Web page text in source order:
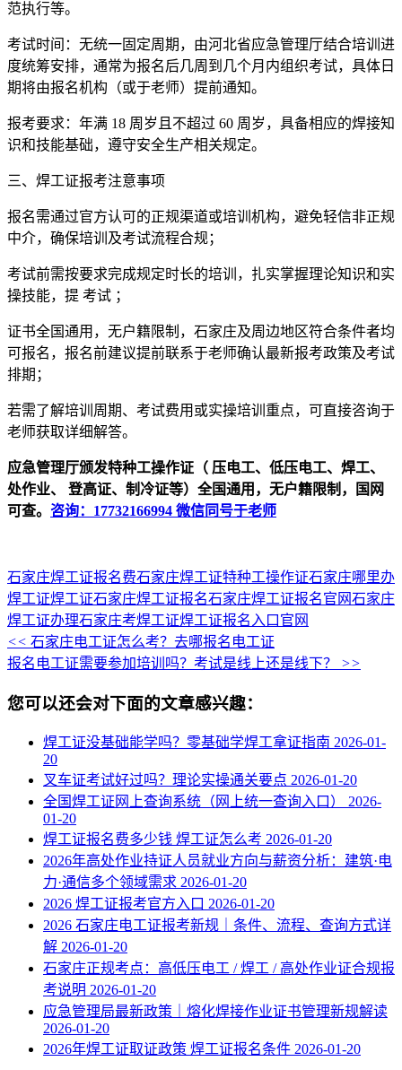
范执行等。
考试时间：无统一固定周期，由河北省应急管理厅结合培训进
度统筹安排，通常为报名后几周到几个月内组织考试，具体日
期将由报名机构（或于老师）提前通知。
报考要求：年满 18 周岁且不超过 60 周岁，具备相应的焊接知
识和技能基础，遵守安全生产相关规定。
三、焊工证报考注意事项
报名需通过官方认可的正规渠道或培训机构，避免轻信非正规
中介，确保培训及考试流程合规；
考试前需按要求完成规定时长的培训，扎实掌握理论知识和实
操技能，提 考试 ；
证书全国通用，无户籍限制，石家庄及周边地区符合条件者均
可报名，报名前建议提前联系于老师确认最新报考政策及考试
排期；
若需了解培训周期、考试费用或实操培训重点，可直接咨询于
老师获取详细解答。
应急管理厅颁发特种工操作证（ 压电工、低压电工、焊工、
处作业、 登高证、制冷证等）全国通用，无户籍限制，国网
可查。 咨询：17732166994 微信同号于老师
石家庄焊工证报名费石家庄焊工证特种工操作证石家庄哪里办
焊工证焊工证石家庄焊工证报名石家庄焊工证报名官网石家庄
焊工证办理石家庄考焊工证焊工证报名入口官网
<< 石家庄电工证怎么考？去哪报名电工证
报名电工证需要参加培训吗？考试是线上还是线下？ >>
您可以还会对下面的文章感兴趣：
焊工证没基础能学吗？零基础学焊工拿证指南 2026-01-
20
叉车证考试好过吗？理论实操通关要点 2026-01-20
全国焊工证网上查询系统（网上统一查询入口） 2026-
01-20
焊工证报名费多少钱 焊工证怎么考 2026-01-20
2026年高处作业持证人员就业方向与薪资分析：建筑·电
力·通信多个领域需求 2026-01-20
2026 焊工证报考官方入口 2026-01-20
2026 石家庄电工证报考新规｜条件、流程、查询方式详
解 2026-01-20
石家庄正规考点：高低压电工 / 焊工 / 高处作业证合规报
考说明 2026-01-20
应急管理局最新政策｜熔化焊接作业证书管理新规解读
2026-01-20
2026年焊工证取证政策 焊工证报名条件 2026-01-20